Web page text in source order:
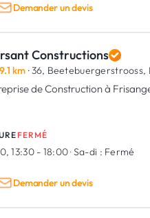
Demander un devis
Constructions
9.1 km · 36, Beetebuergerstrooss,
de Construction à
FERMÉ
13:30 - 18:00·Sa-di : Fermé
Demander un devis